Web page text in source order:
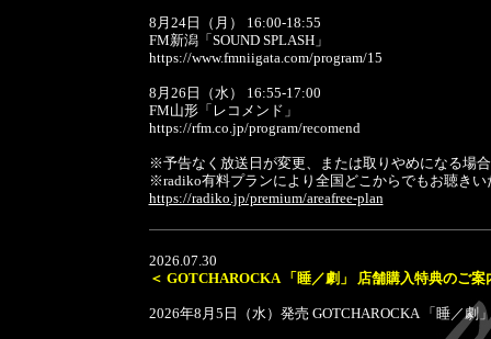
8月24日（月） 16:00-18:55
FM新潟「SOUND SPLASH」
https://www.fmniigata.com/program/15
8月26日（水） 16:55-17:00
FM山形「レコメンド」
https://rfm.co.jp/program/recomend
※予告なく放送日が変更、または取りやめになる場
※radiko有料プランにより全国どこからでもお聴きい
https://radiko.jp/premium/areafree-plan
2026.07.30
＜ GOTCHAROCKA 「睡／劇」 店舗購入特典のご案
2026年8月5日（水）発売 GOTCHAROCKA 「睡／